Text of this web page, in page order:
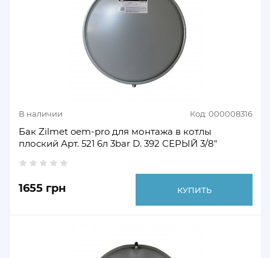
В наличии Код: 000008316
Бак Zilmet oem-pro для монтажа в котлы
плоский Арт. 521 6л 3bar D. 392 СЕРЫЙ 3/8"
1655 грн КУПИТЬ